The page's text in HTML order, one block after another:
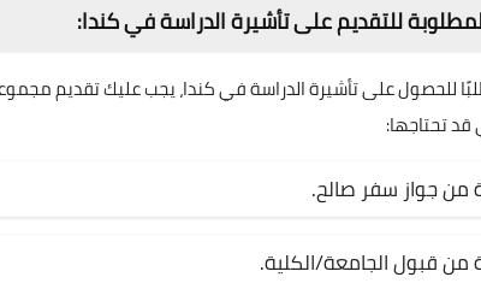
للتقديم على تأشيرة الدراسة في كندا:
للحصول على تأشيرة الدراسة في كندا، يجب عليك تقديم
قد تحتاجها:
من جواز سفر صالح.
قبول الجامعة/الكلية.